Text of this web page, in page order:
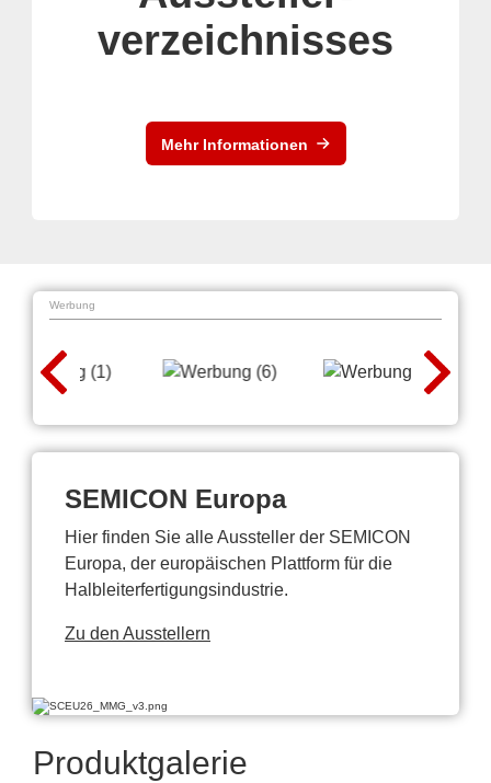
verzeichnisses
Mehr Informationen
Werbung
SEMICON Europa
Hier finden Sie alle Aussteller der SEMICON
Europa, der europäischen Plattform für die
Halbleiterfertigungsindustrie.
Zu den Ausstellern
Produktgalerie